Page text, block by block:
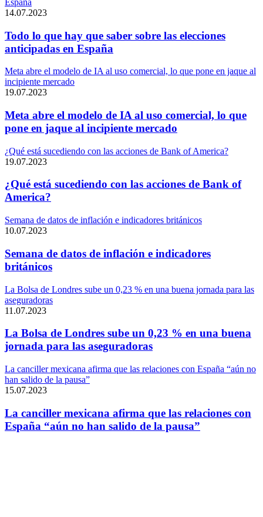
14.07.2023
Todo lo que hay que saber sobre las elecciones
anticipadas en España
Meta abre el modelo de IA al uso comercial, lo que pone en jaque al
incipiente mercado
19.07.2023
Meta abre el modelo de IA al uso comercial, lo que
pone en jaque al incipiente mercado
¿Qué está sucediendo con las acciones de Bank of America?
19.07.2023
¿Qué está sucediendo con las acciones de Bank of
America?
Semana de datos de inflación e indicadores británicos
10.07.2023
Semana de datos de inflación e indicadores
británicos
La Bolsa de Londres sube un 0,23 % en una buena jornada para las
aseguradoras
11.07.2023
La Bolsa de Londres sube un 0,23 % en una buena
jornada para las aseguradoras
La canciller mexicana afirma que las relaciones con España “aún no
han salido de la pausa”
15.07.2023
La canciller mexicana afirma que las relaciones con
España “aún no han salido de la pausa”